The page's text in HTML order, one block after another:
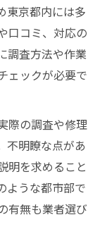
東京都内には多
口コミ、対応の
調査方法や作業
ェックが必要で
際の調査や修理
不明瞭な点があ
明を求めること
ような都市部で
有無も業者選び